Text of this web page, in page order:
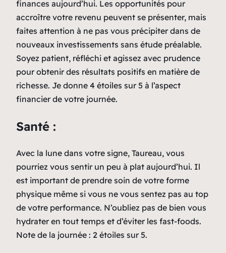
finances aujourd’hui. Les opportunités pour
accroître votre revenu peuvent se présenter, mais
faites attention à ne pas vous précipiter dans de
nouveaux investissements sans étude préalable.
Soyez patient, réfléchi et agissez avec prudence
pour obtenir des résultats positifs en matière de
richesse. Je donne 4 étoiles sur 5 à l’aspect
financier de votre journée.
Santé :
Avec la lune dans votre signe, Taureau, vous
pourriez vous sentir un peu à plat aujourd’hui. Il
est important de prendre soin de votre forme
physique même si vous ne vous sentez pas au top
de votre performance. N’oubliez pas de bien vous
hydrater en tout temps et d’éviter les fast-foods.
Note de la journée : 2 étoiles sur 5.